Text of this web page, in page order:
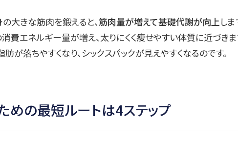
大きな筋肉を鍛えると、筋肉量が増えて基礎代謝が向上し
費エネルギー量が増え、太りにくく痩せやすい体質に近づきま
が落ちやすくなり、シックスパックが見えやすくなるのです。
めの最短ルートは4ステップ